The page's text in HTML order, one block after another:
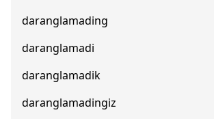
daranglamading
daranglamadi
daranglamadik
daranglamadingiz